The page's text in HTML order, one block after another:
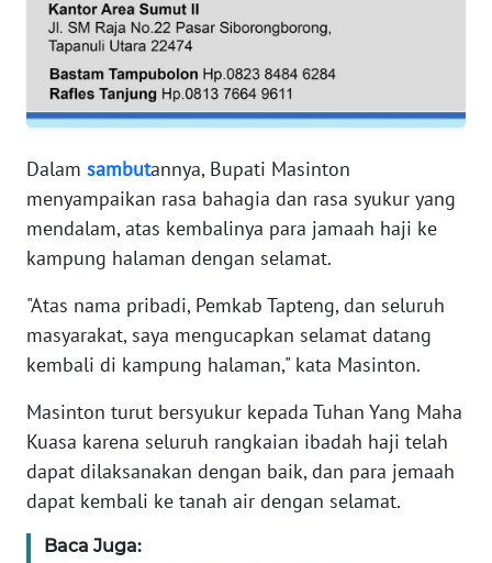
Dalam sambutannya, Bupati Masinton
menyampaikan rasa bahagia dan rasa syukur yang
mendalam, atas kembalinya para jamaah haji ke
kampung halaman dengan selamat.
"Atas nama pribadi, Pemkab Tapteng, dan seluruh
masyarakat, saya mengucapkan selamat datang
kembali di kampung halaman," kata Masinton.
Masinton turut bersyukur kepada Tuhan Yang Maha
Kuasa karena seluruh rangkaian ibadah haji telah
dapat dilaksanakan dengan baik, dan para jemaah
dapat kembali ke tanah air dengan selamat.
Baca Juga:
WN
PAPUA
BARAT
RIAU
WN
SERAMBI
WN
SULTRA
NTB
WN